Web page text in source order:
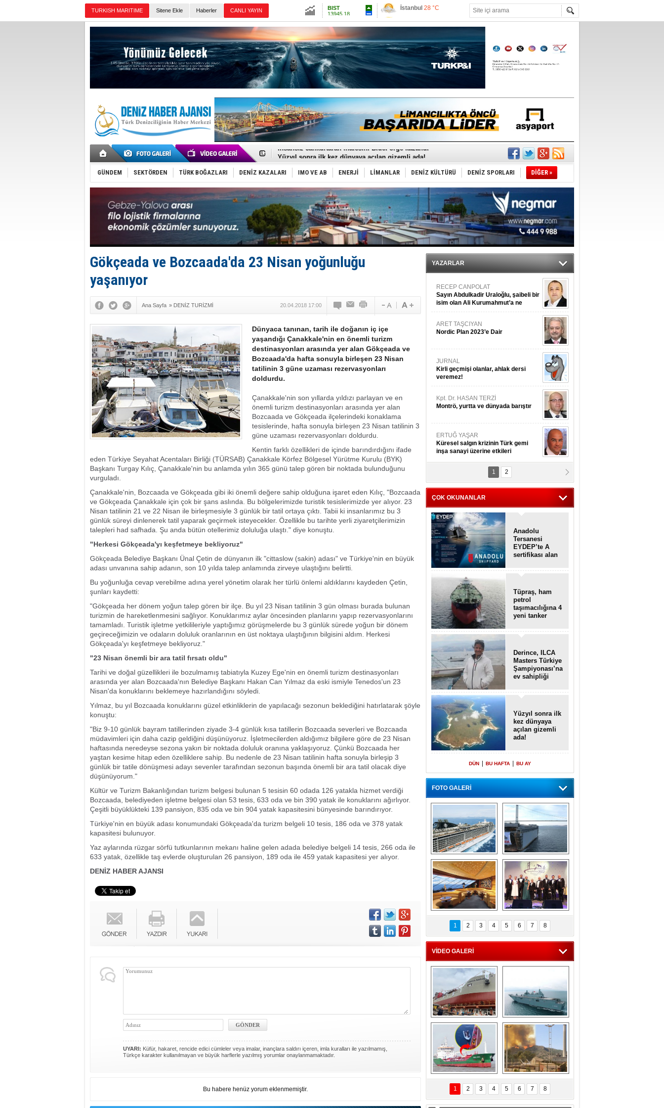
TURKISH MARITIME Sitene Ekle Haberler CANLI YAYIN
Altın
Euro54.9962
Ankara27 °C
Antalya33 °C
Muğla 27 °C
Çanakkale 28 °C
35 milyon TL'lik tekne projesinde karar çıktı
Yüzyıl sonra ilk kez dünyaya açılan gizemli ada!
Anadolu Tersanesi EYDEP’te A sertifikası alan ilk tersane oldu
Derince, ILCA Masters Türkiye Şampiyonası’na ev sahipliği yapacak
Tüpraş, ham petrol taşımacılığına 4 yeni tanker daha ekliyor
İTU AUV, Dünya’da 2. oldu!
LNG taşımacılığında maliyetler katlandı
PROYAD, yat mürettebatı için yurt dışı harcı için düzenleme istiyor
Türkiye-Irak enerji hattında yeni dönem başlıyor
Türk Armatöre 'Uyuşturucu' tutuklaması!
Deniz turizminde yeni ‘Ceza Rejimi’!
DÖDER, 28. Dönem Yönetim Kurulu Başkanını seçti!
Baltık Denizi'nde tarih yazıldı!
GÜNDEM SEKTÖRDEN TÜRK BOĞAZLARI DENİZ KAZALARI IMO VE AB ENERJİ LİMANLAR DENİZ KÜLTÜRÜ DENİZ SPORLARI DİĞER »
Gökçeada ve Bozcaada'da 23 Nisan yoğunluğu
yaşanıyor
Ana Sayfa » DENİZ TURİZMİ 20.04.2018 17:00
Dünyaca tanınan, tarih ile doğanın iç içe
yaşandığı Çanakkale'nin en önemli turizm
destinasyonları arasında yer alan Gökçeada ve
Bozcaada'da hafta sonuyla birleşen 23 Nisan
tatilinin 3 güne uzaması rezervasyonları
doldurdu.
Çanakkale'nin son yıllarda yıldızı parlayan ve en
önemli turizm destinasyonları arasında yer alan
Bozcaada ve Gökçeada ilçelerindeki konaklama
tesislerinde, hafta sonuyla birleşen 23 Nisan tatilinin 3
güne uzaması rezervasyonları doldurdu.
Kentin farklı özellikleri de içinde barındırdığını ifade
eden Türkiye Seyahat Acentaları Birliği (TÜRSAB) Çanakkale Körfez Bölgesel Yürütme Kurulu (BYK)
Başkanı Turgay Kılıç, Çanakkale'nin bu anlamda yılın 365 günü talep gören bir noktada bulunduğunu
vurguladı.
Çanakkale'nin, Bozcaada ve Gökçeada gibi iki önemli değere sahip olduğuna işaret eden Kılıç, "Bozcaada
ve Gökçeada Çanakkale için çok bir şans aslında. Bu bölgelerimizde turistik tesislerimizde yer alıyor. 23
Nisan tatilinin 21 ve 22 Nisan ile birleşmesiyle 3 günlük bir tatil ortaya çıktı. Tabii ki insanlarımız bu 3
günlük süreyi dinlenerek tatil yaparak geçirmek isteyecekler. Özellikle bu tarihte yerli ziyaretçilerimizin
talepleri had safhada. Şu anda bütün otellerimiz doluluğa ulaştı." diye konuştu.
"Herkesi Gökçeada'yı keşfetmeye bekliyoruz"
Gökçeada Belediye Başkanı Ünal Çetin de dünyanın ilk "cittaslow (sakin) adası" ve Türkiye'nin en büyük
adası unvanına sahip adanın, son 10 yılda talep anlamında zirveye ulaştığını belirtti.
Bu yoğunluğa cevap verebilme adına yerel yönetim olarak her türlü önlemi aldıklarını kaydeden Çetin,
şunları kaydetti:
"Gökçeada her dönem yoğun talep gören bir ilçe. Bu yıl 23 Nisan tatilinin 3 gün olması burada bulunan
turizmin de hareketlenmesini sağlıyor. Konuklarımız aylar öncesinden planlarını yapıp rezervasyonlarını
tamamladı. Turistik işletme yetkilileriyle yaptığımız görüşmelerde bu 3 günlük sürede yoğun bir dönem
geçireceğimizin ve odaların doluluk oranlarının en üst noktaya ulaştığının bilgisini aldım. Herkesi
Gökçeada'yı keşfetmeye bekliyoruz."
"23 Nisan önemli bir ara tatil fırsatı oldu"
Tarihi ve doğal güzellikleri ile bozulmamış tabiatıyla Kuzey Ege'nin en önemli turizm destinasyonları
arasında yer alan Bozcaada'nın Belediye Başkanı Hakan Can Yılmaz da eski ismiyle Tenedos'un 23
Nisan'da konuklarını beklemeye hazırlandığını söyledi.
Yılmaz, bu yıl Bozcaada konuklarını güzel etkinliklerin de yapılacağı sezonun beklediğini hatırlatarak şöyle
konuştu:
"Biz 9-10 günlük bayram tatillerinden ziyade 3-4 günlük kısa tatillerin Bozcaada severleri ve Bozcaada
müdavimleri için daha cazip geldiğini düşünüyoruz. İşletmecilerden aldığımız bilgilere göre de 23 Nisan
haftasında neredeyse sezona yakın bir noktada doluluk oranına yaklaşıyoruz. Çünkü Bozcaada her
yaştan kesime hitap eden özelliklere sahip. Bu nedenle de 23 Nisan tatilinin hafta sonuyla birleşip 3
günlük bir tatile dönüşmesi adayı sevenler tarafından sezonun başında önemli bir ara tatil olacak diye
düşünüyorum."
Kültür ve Turizm Bakanlığından turizm belgesi bulunan 5 tesisin 60 odada 126 yatakla hizmet verdiği
Bozcaada, belediyeden işletme belgesi olan 53 tesis, 633 oda ve bin 390 yatak ile konuklarını ağırlıyor.
Çeşitli büyüklükteki 139 pansiyon, 835 oda ve bin 904 yatak kapasitesini bünyesinde barındırıyor.
Türkiye'nin en büyük adası konumundaki Gökçeada'da turizm belgeli 10 tesis, 186 oda ve 378 yatak
kapasitesi bulunuyor.
Yaz aylarında rüzgar sörfü tutkunlarının mekanı haline gelen adada belediye belgeli 14 tesis, 266 oda ile
633 yatak, özellikle taş evlerde oluşturulan 26 pansiyon, 189 oda ile 459 yatak kapasitesi yer alıyor.
DENİZ HABER AJANSI
UYARI: Küfür, hakaret, rencide edici cümleler veya imalar, inançlara saldırı içeren, imla kuralları ile yazılmamış,
Türkçe karakter kullanılmayan ve büyük harflerle yazılmış yorumlar onaylanmamaktadır.
Bu habere henüz yorum eklenmemiştir.
YAZARLAR
RECEP CANPOLAT
Sayın Abdulkadir Uraloğlu, şaibeli bir
isim olan Ali Kurumahmut’a ne
danışıyorsunuz?
ARET TAŞCIYAN
Nordic Plan 2023’e Dair
JURNAL
Kirli geçmişi olanlar, ahlak dersi
veremez!
Kpt. Dr. HASAN TERZİ
Montrö, yurtta ve dünyada barıştır
ERTUĞ YAŞAR
Küresel salgın krizinin Türk gemi
inşa sanayi üzerine etkileri
Kpt. MESUT AZMİ GÖKSOY
ithafen...
1 2
ÇOK OKUNANLAR
Anadolu
Tersanesi
EYDEP’te A
sertifikası alan
Tüpraş, ham
petrol
taşımacılığına 4
yeni tanker
Derince, ILCA
Masters Türkiye
Şampiyonası’na
ev sahipliği
Yüzyıl sonra ilk
kez dünyaya
açılan gizemli
ada!
DÜN BU HAFTA BU AY
FOTO GALERİ
“Gemi içinde gemi”
konsepti ile MSC
Splendida
Dünyada tek!
Denizaltı yüzer
havuzu intikal
seyrine başladı
MSC'den 55 milyon
euroluk turizm geliri
müjdesi
5. Bosphorus Ship
Brokers Dinner,
İstanbul’da yapıldı
1 2 3 4 5 6 7 8
VİDEO GALERİ
Çeksan Tersanesi,
Başaran Bayrak
tankerini suya
indirdi
TCG Anadolu,
tersane teknik
seyrini tamamladı
Göçmenlerin
imdadına Türk
sahipli MINA DENIZ
yetişti
Milas’taki yangın
yeniden termik
santrallere doğru
ilerliyor
1 2 3 4 5 6 7 8